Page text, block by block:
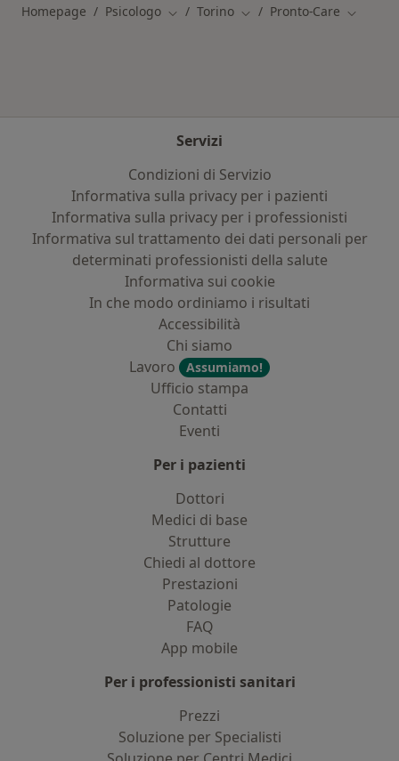
Homepage Psicologo Cambia città
Torino Cambia città
Pronto-Care Cambia
Servizi
Condizioni di Servizio
Informativa sulla privacy per i pazienti
Informativa sulla privacy per i professionisti
Informativa sul trattamento dei dati personali per
determinati professionisti della salute
Informativa sui cookie
In che modo ordiniamo i risultati
Accessibilità
Chi siamo
Lavoro
Assumiamo!
Ufficio stampa
Contatti
Eventi
Per i pazienti
Dottori
Medici di base
Strutture
Chiedi al dottore
Prestazioni
Patologie
FAQ
App mobile
Per i professionisti sanitari
Prezzi
Soluzione per Specialisti